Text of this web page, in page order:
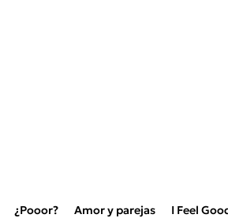
¿Pooor? Amor y parejas I Feel